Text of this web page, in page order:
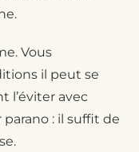
Vous
il peut se
l’éviter avec
: il suffit de